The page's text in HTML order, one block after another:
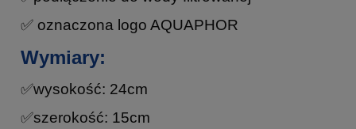
✅ oznaczona logo AQUAPHOR
Wymiary:
✅wysokość: 24cm
✅szerokość: 15cm